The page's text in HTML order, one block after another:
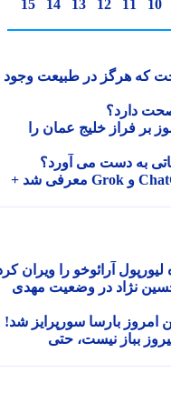
11
12
13
14
15
ساخت که هرگز در طبیعت وجود
دارد؟
فراز خلیج عمان را
به دست می آورد؟
ساعت هوشمند رولمی مجهز به ChatGPT و Grok معرفی شد +
آرائوخو را ویران کرد!
نژاد در وضعیت مهدی
بارسا سورپرایز شد!
بباز نیست، حتی